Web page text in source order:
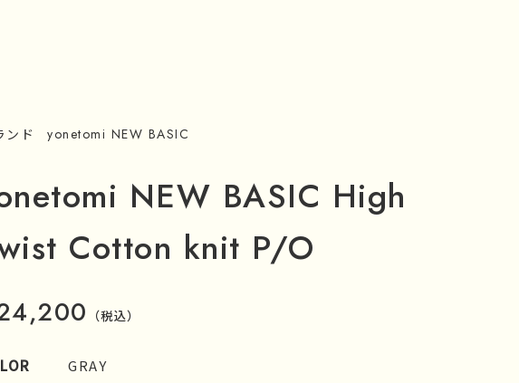
ンド yonetomi NEW BASIC
NEW BASIC High
Cotton knit P/O
（税込）
GRAY